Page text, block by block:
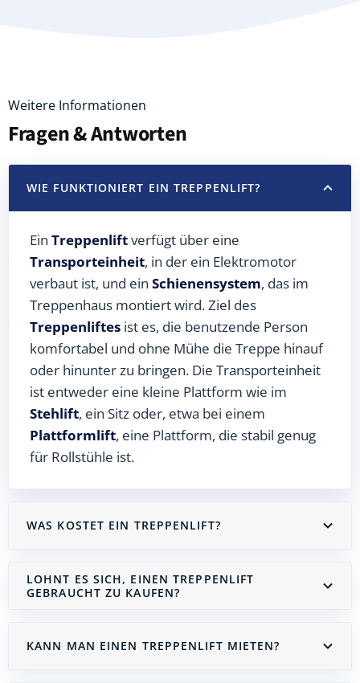
Weitere Informationen
Fragen & Antworten
WIE FUNKTIONIERT EIN TREPPENLIFT?
Ein Treppenliftverfügt über eine
Transporteinheit, in der ein Elektromotor
verbaut ist, und ein Schienensystem, das im
Treppenhaus montiert wird. Ziel des
Treppenliftes ist es, die benutzende Person
komfortabel und ohne Mühe die Treppe hinauf
oder hinunter zu bringen. Die Transporteinheit
ist entweder eine kleine Plattform wie im
Stehlift, ein Sitz oder, etwa bei einem
Plattformlift, eine Plattform, die stabil genug
für Rollstühle ist.
WAS KOSTET EIN TREPPENLIFT?
LOHNT ES SICH, EINEN TREPPENLIFT
GEBRAUCHT ZU KAUFEN?
KANN MAN EINEN TREPPENLIFT MIETEN?